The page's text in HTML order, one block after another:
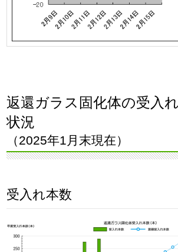
返還ガラス固化体の受入
状況
（2025年1月末現在）
受入れ本数